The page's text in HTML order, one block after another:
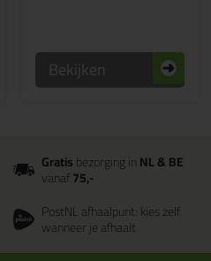
Bekijken
Gratisbezorging inNL & BE
vanaf75,-
PostNL afhaalpunt: kies zelf
wanneer je afhaalt